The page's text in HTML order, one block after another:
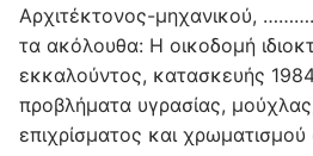
Αρχιτέκτονος-μηχανικού,
τα ακόλουθα: Η οικοδομή
εκκαλούντος, κατασκευής
προβλήματα υγρασίας,
επιχρίσματος και χρωματισμού